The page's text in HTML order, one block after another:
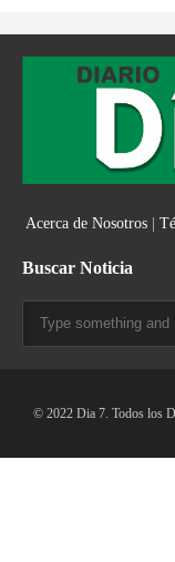
Acerca de Nosotros|
Buscar Noticia
© 2022 Dia 7. Todos los